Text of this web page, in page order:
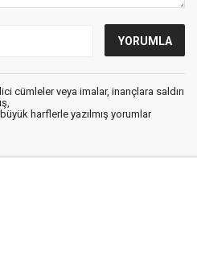
cümleler veya imalar, inançlara saldırı
harflerle yazılmış yorumlar